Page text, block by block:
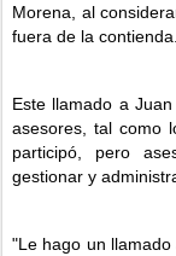
Morena, al
fuera de la contienda.
Este llamado a
asesores, tal como
participó, pero
gestionar y
"Le hago un